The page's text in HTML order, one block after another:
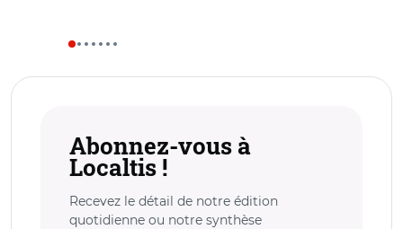
Abonnez-vous à
Localtis !
Recevez le détail de notre édition
quotidienne ou notre synthèse